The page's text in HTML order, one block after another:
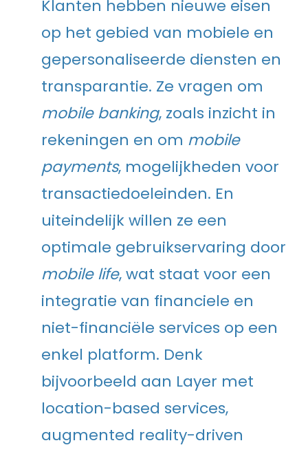
Klanten hebben nieuwe eisen
op het gebied van mobiele en
gepersonaliseerde diensten en
transparantie. Ze vragen om
mobile banking, zoals inzicht in
rekeningen en om mobile
payments, mogelijkheden voor
transactiedoeleinden. En
uiteindelijk willen ze een
optimale gebruikservaring door
mobile life, wat staat voor een
integratie van financiele en
niet-financiële services op een
enkel platform. Denk
bijvoorbeeld aan Layer met
location-based services,
augmented reality-driven